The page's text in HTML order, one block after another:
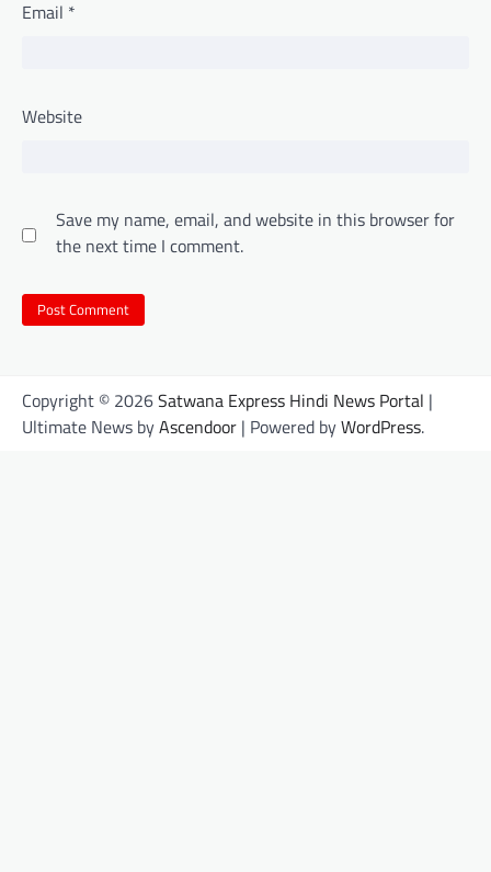
Email *
Website
Save my name, email, and website in this browser for
the next time I comment.
Copyright © 2026Satwana Express Hindi News Portal |
Ultimate News byAscendoor | Powered byWordPress.